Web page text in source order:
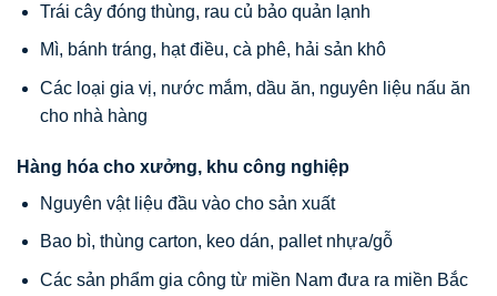
Trái cây đóng thùng, rau củ bảo quản lạnh
Mì, bánh tráng, hạt điều, cà phê, hải sản khô
Các loại gia vị, nước mắm, dầu ăn, nguyên liệu nấu ăn
cho nhà hàng
Hàng hóa cho xưởng, khu công nghiệp
Nguyên vật liệu đầu vào cho sản xuất
Bao bì, thùng carton, keo dán, pallet nhựa/gỗ
Các sản phẩm gia công từ miền Nam đưa ra miền Bắc